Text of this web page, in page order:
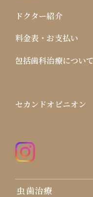
ドクター紹介
料金表・お支払い
包括歯科治療について
セカンドオピニオン
虫歯治療